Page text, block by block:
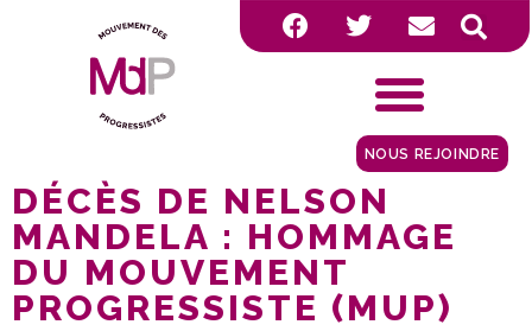
NOUS REJOINDRE
DÉCÈS DE NELSON
MANDELA : HOMMAGE
DU MOUVEMENT
PROGRESSISTE (MUP)